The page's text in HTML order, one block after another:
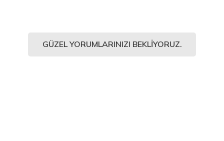
GÜZEL YORUMLARINIZI BEKLIYORUZ.